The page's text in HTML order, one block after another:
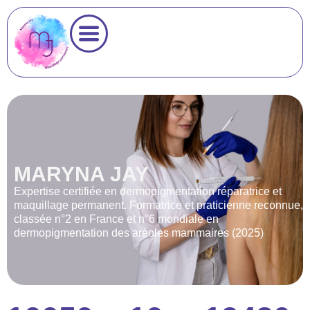
MARYNA JAY
Expertise certifiée en dermopigmentation réparatrice et
maquillage permanent. Formatrice et praticienne reconnue,
classée n°2 en France et n°6 mondiale en
dermopigmentation des aréoles mammaires (2025)